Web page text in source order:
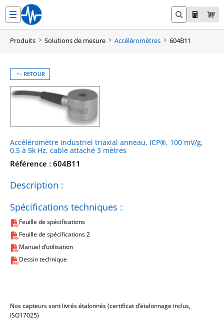
contenu
Produits Solutions de mesure Accéléromètres 604B11
RETOUR
Accéléromètre industriel triaxial anneau, ICP®, 100 mV/g,
0.5 à 5k Hz, cable attaché 3 mètres
Référence : 604B11
Spécifications techniques :
Feuille de spécifications
Feuille de spécifications 2
Manuel d’utilisation
Dessin technique
Description :
Nos capteurs sont livrés étalonnés (certificat d’étalonnage inclus,
ISO17025)